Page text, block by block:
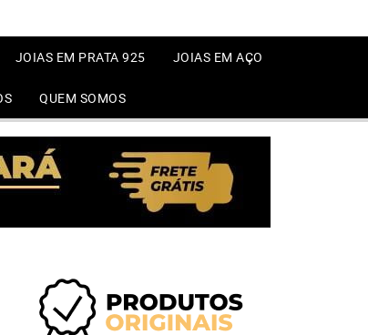
JOIAS EM PRATA 925 JOIAS EM AÇO
QUEM SOMOS